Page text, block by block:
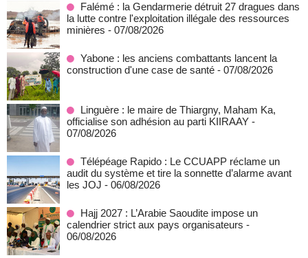
Falémé : la Gendarmerie détruit 27 dragues dans
la lutte contre l'exploitation illégale des ressources
minières - 07/08/2026
Yabone : les anciens combattants lancent la
construction d'une case de santé - 07/08/2026
Linguère : le maire de Thiargny, Maham Ka,
officialise son adhésion au parti KIIRAAY -
07/08/2026
Télépéage Rapido : Le CCUAPP réclame un
audit du système et tire la sonnette d’alarme avant
les JOJ - 06/08/2026
Hajj 2027 : L’Arabie Saoudite impose un
calendrier strict aux pays organisateurs -
06/08/2026